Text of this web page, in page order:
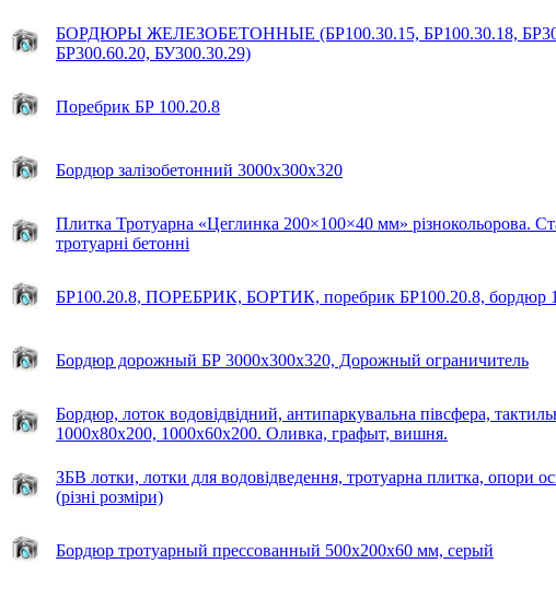
БОРДЮРЫ ЖЕЛЕЗОБЕТОННЫЕ (БР100.30.15, БР100.30.18,
БР300.60.20, БУ300.30.29)
Поребрик БР 100.20.8
Бордюр залізобетонний 3000x300x320
Плитка Тротуарна «Цеглинка 200×100×40 мм» різнокольорова.
тротуарні бетонні
БР100.20.8, ПОРЕБРИК, БОРТИК, поребрик БР100.20.8, бордюр
Бордюр дорожный БР 3000x300x320, Дорожный ограничитель
Бордюр, лоток водовідвідний, антипаркувальна півсфера,
1000х80х200, 1000х60х200. Оливка, графыт, вишня.
ЗБВ лотки, лотки для водовідведення, тротуарна плитка, опори
(різні розміри)
Бордюр тротуарный прессованный 500х200х60 мм, серый